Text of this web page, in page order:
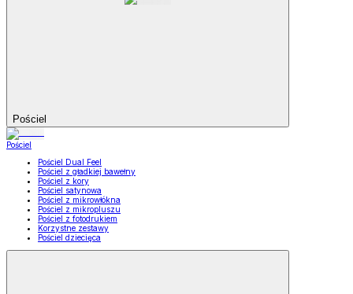
Pościel
Pościel
Pościel Dual Feel
Pościel z gładkiej bawełny
Pościel z kory
Pościel satynowa
Pościel z mikrowłókna
Pościel z mikropluszu
Pościel z fotodrukiem
Korzystne zestawy
Pościel dziecięca